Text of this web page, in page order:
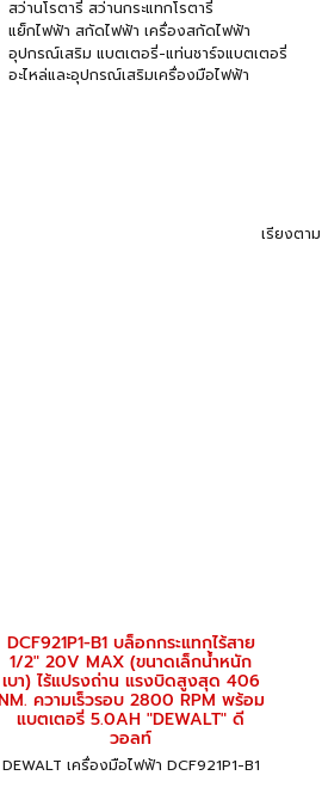
สว่านโรตารี่ สว่านกระแทกโรตารี่
แย็กไฟฟ้า สกัดไฟฟ้า เครื่องสกัดไฟฟ้า
อุปกรณ์เสริม แบตเตอรี่-แท่นชาร์จแบตเตอรี่
อะไหล่และอุปกรณ์เสริมเครื่องมือไฟฟ้า
เรียงตาม
DCF921P1-B1 บล็อกกระแทกไร้สาย
1/2" 20V MAX (ขนาดเล็กน้ำหนัก
เบา) ไร้แปรงถ่าน แรงบิดสูงสุด 406
ความเร็วรอบ 2800 RPM พร้อม
แบตเตอรี่ 5.0AH "DEWALT" ดี
วอลท์
DEWALT เครื่องมือไฟฟ้า DCF921P1-B1